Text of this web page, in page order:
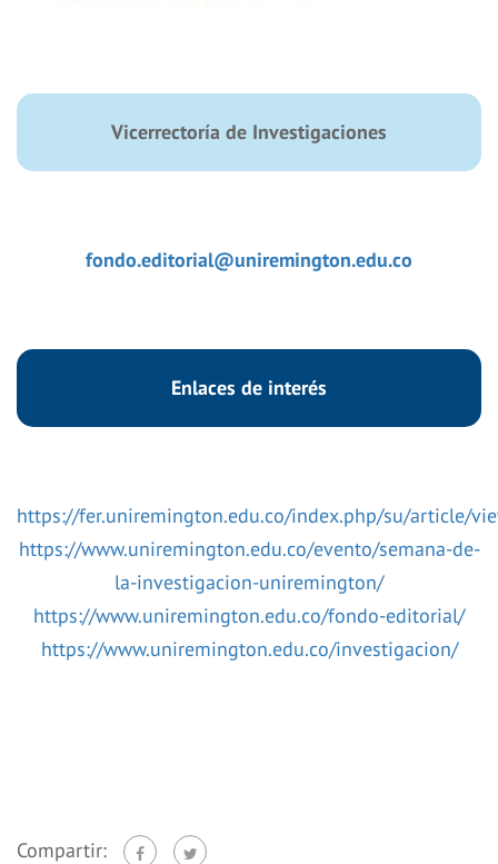
Vicerrectoría de Investigaciones
fondo.editorial@uniremington.edu.co
Enlaces de interés
https://fer.uniremington.edu.co/index.php/su/article/
https://www.uniremington.edu.co/evento/semana-de-
la-investigacion-uniremington/
https://www.uniremington.edu.co/fondo-editorial/
https://www.uniremington.edu.co/investigacion/
Compartir: